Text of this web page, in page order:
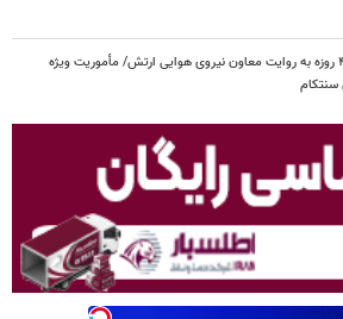
خطرناک‌ترین مأموریت جنگ ۴۰ روزه به روایت معاون نیروی هوایی ارتش/ مأموریت ویژه